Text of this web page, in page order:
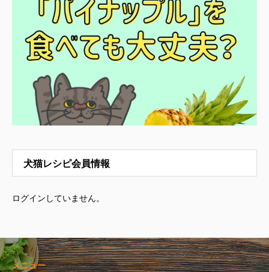
犬猫レシピ会員情報
ログインしていません。
メニュー